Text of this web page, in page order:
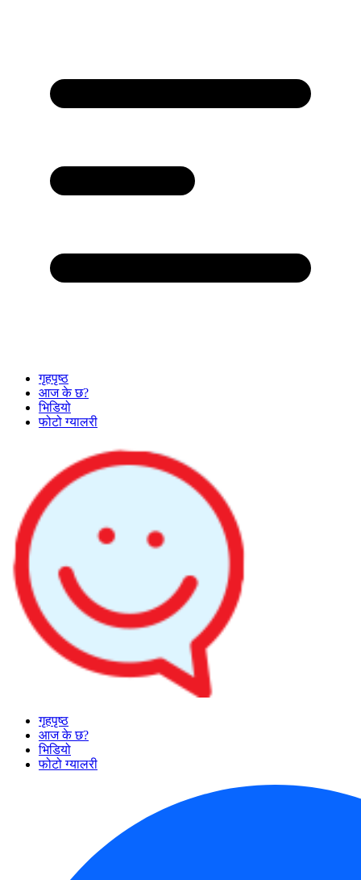
गृहपृष्ठ
आज के छ?
भिडियो
फोटो ग्यालरी
गृहपृष्ठ
आज के छ?
भिडियो
फोटो ग्यालरी